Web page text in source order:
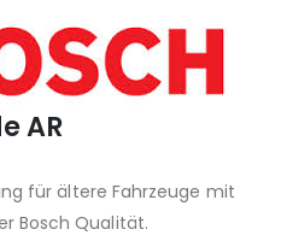
AR
für ältere Fahrzeuge mit
Bosch Qualität.